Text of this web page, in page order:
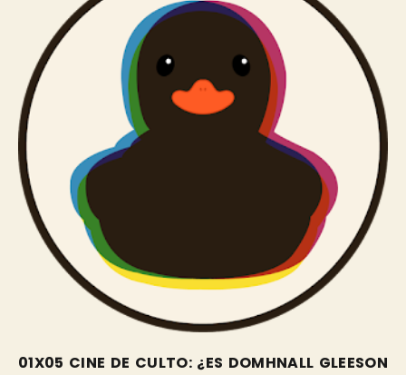
01X05 CINE DE CULTO: ¿ES DOMHNALL GLEESON